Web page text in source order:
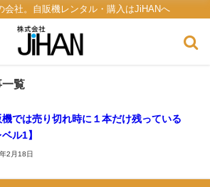
会社。自販機レンタル・購入はJiHANへ
一覧
機では売り切れ時に１本だけ残っている
ベル1】
2月18日